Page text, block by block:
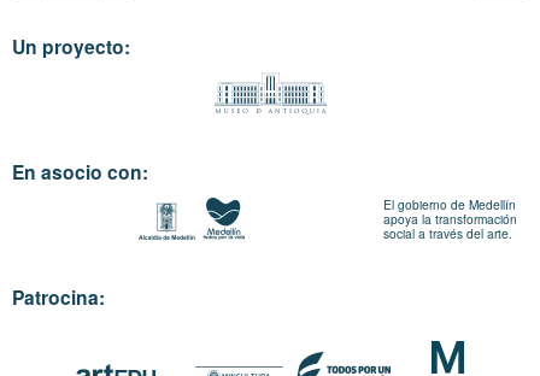
Un proyecto:
En asocio con:
El gobierno de Medellín
apoya la transformación
social a través del arte.
Patrocina: